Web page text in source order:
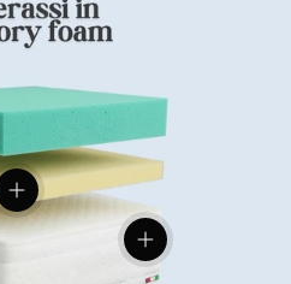
Visualizza dettagli
Visualizza